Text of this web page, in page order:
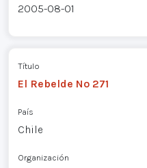
2005-08-01
Título
El Rebelde Nº 271
País
Chile
Organización